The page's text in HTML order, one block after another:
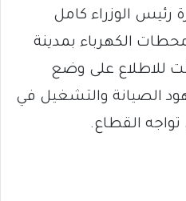
رئيس الوزراء كامل
الكهرباء بمدينة
للاطلاع على وضع
الصيانة والتشغيل في
تواجه القطاع.